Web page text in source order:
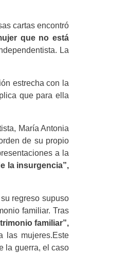
cartas encontró
que no está
La
estrecha con la
que para ella
María Antonia
de su propio
a la
la insurgencia”,
regreso supuso
familiar. Tras
familiar”,
las mujeres.Este
la guerra, el caso